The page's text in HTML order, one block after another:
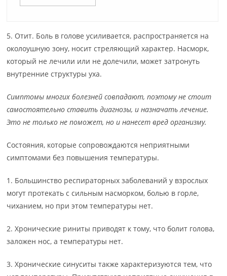
5. Отит. Боль в голове усиливается, распространяется на
околоушную зону, носит стреляющий характер. Насморк,
который не лечили или не долечили, может затронуть
внутренние структуры уха.
Симптомы многих болезней совпадают, поэтому не стоит
самостоятельно ставить диагнозы, и назначать лечение.
Это не только не поможет, но и нанесет вред организму.
Состояния, которые сопровождаются неприятными
симптомами без повышения температуры.
1. Большинство респираторных заболеваний у взрослых
могут протекать с сильным насморком, болью в горле,
чиханием, но при этом температуры нет.
2. Хронические риниты приводят к тому, что болит голова,
заложен нос, а температуры нет.
3. Хронические синуситы также характеризуются тем, что